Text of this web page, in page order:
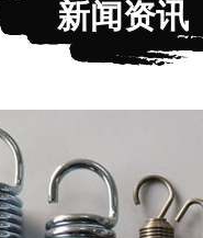
新闻资讯